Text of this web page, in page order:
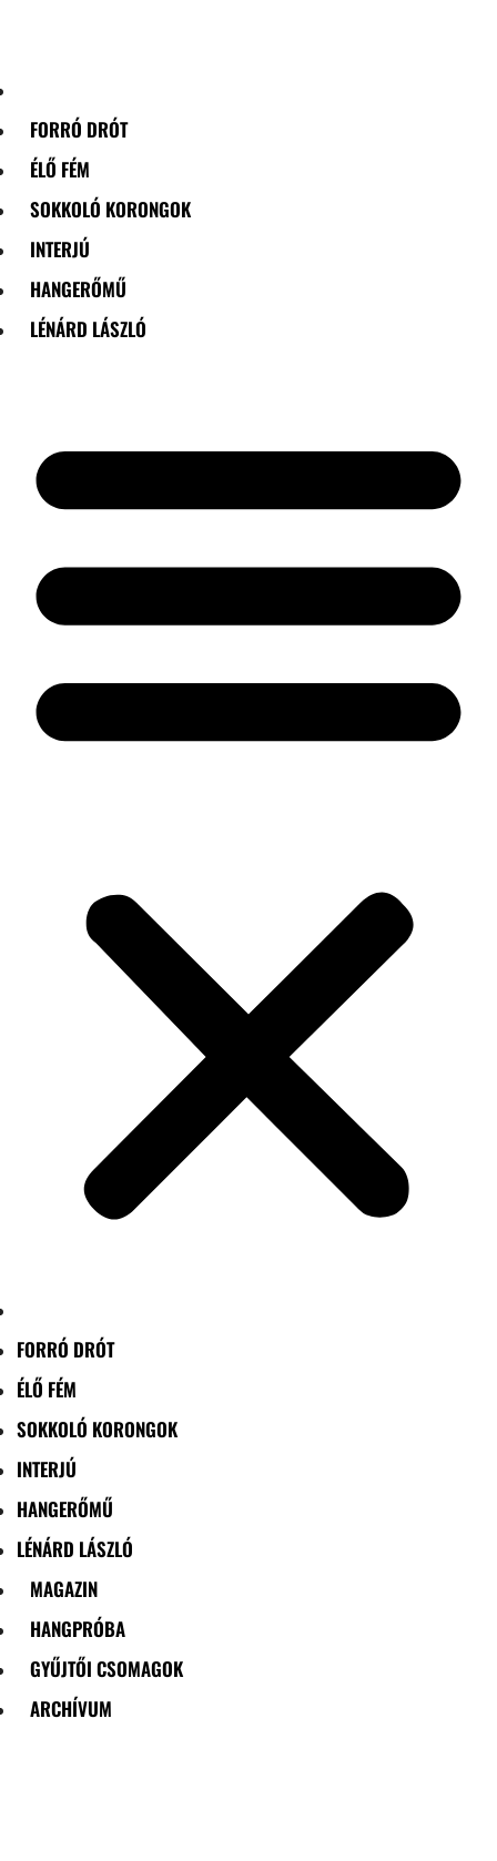
FORRÓ DRÓT
ÉLŐ FÉM
SOKKOLÓ KORONGOK
INTERJÚ
HANGERŐMŰ
LÉNÁRD LÁSZLÓ
FORRÓ DRÓT
ÉLŐ FÉM
SOKKOLÓ KORONGOK
INTERJÚ
HANGERŐMŰ
LÉNÁRD LÁSZLÓ
MAGAZIN
HANGPRÓBA
GYŰJTŐI CSOMAGOK
ARCHÍVUM